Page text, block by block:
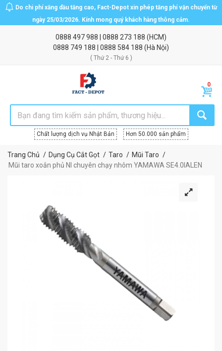
Do chi phí xăng dầu tăng cao, Fact-Depot xin phép tăng phí vận chuyển từ
ngày 25/03/2026. Kính mong quý khách hàng thông cảm.
0888 497 988 0888 273 188 (HCM)
0888 749 188
0888 584 188 (Hà Nội)
( Thứ 2 - Thứ 6 )
Chất lượng dịch vụ Nhật Bản Hơn 50.000 sản phẩm
Trang Chủ Dụng Cụ Cắt Gọt Taro
Mũi Taro
Mũi taro xoắn phủ NI chuyên chạy nhôm YAMAWA SE4.0IALEN